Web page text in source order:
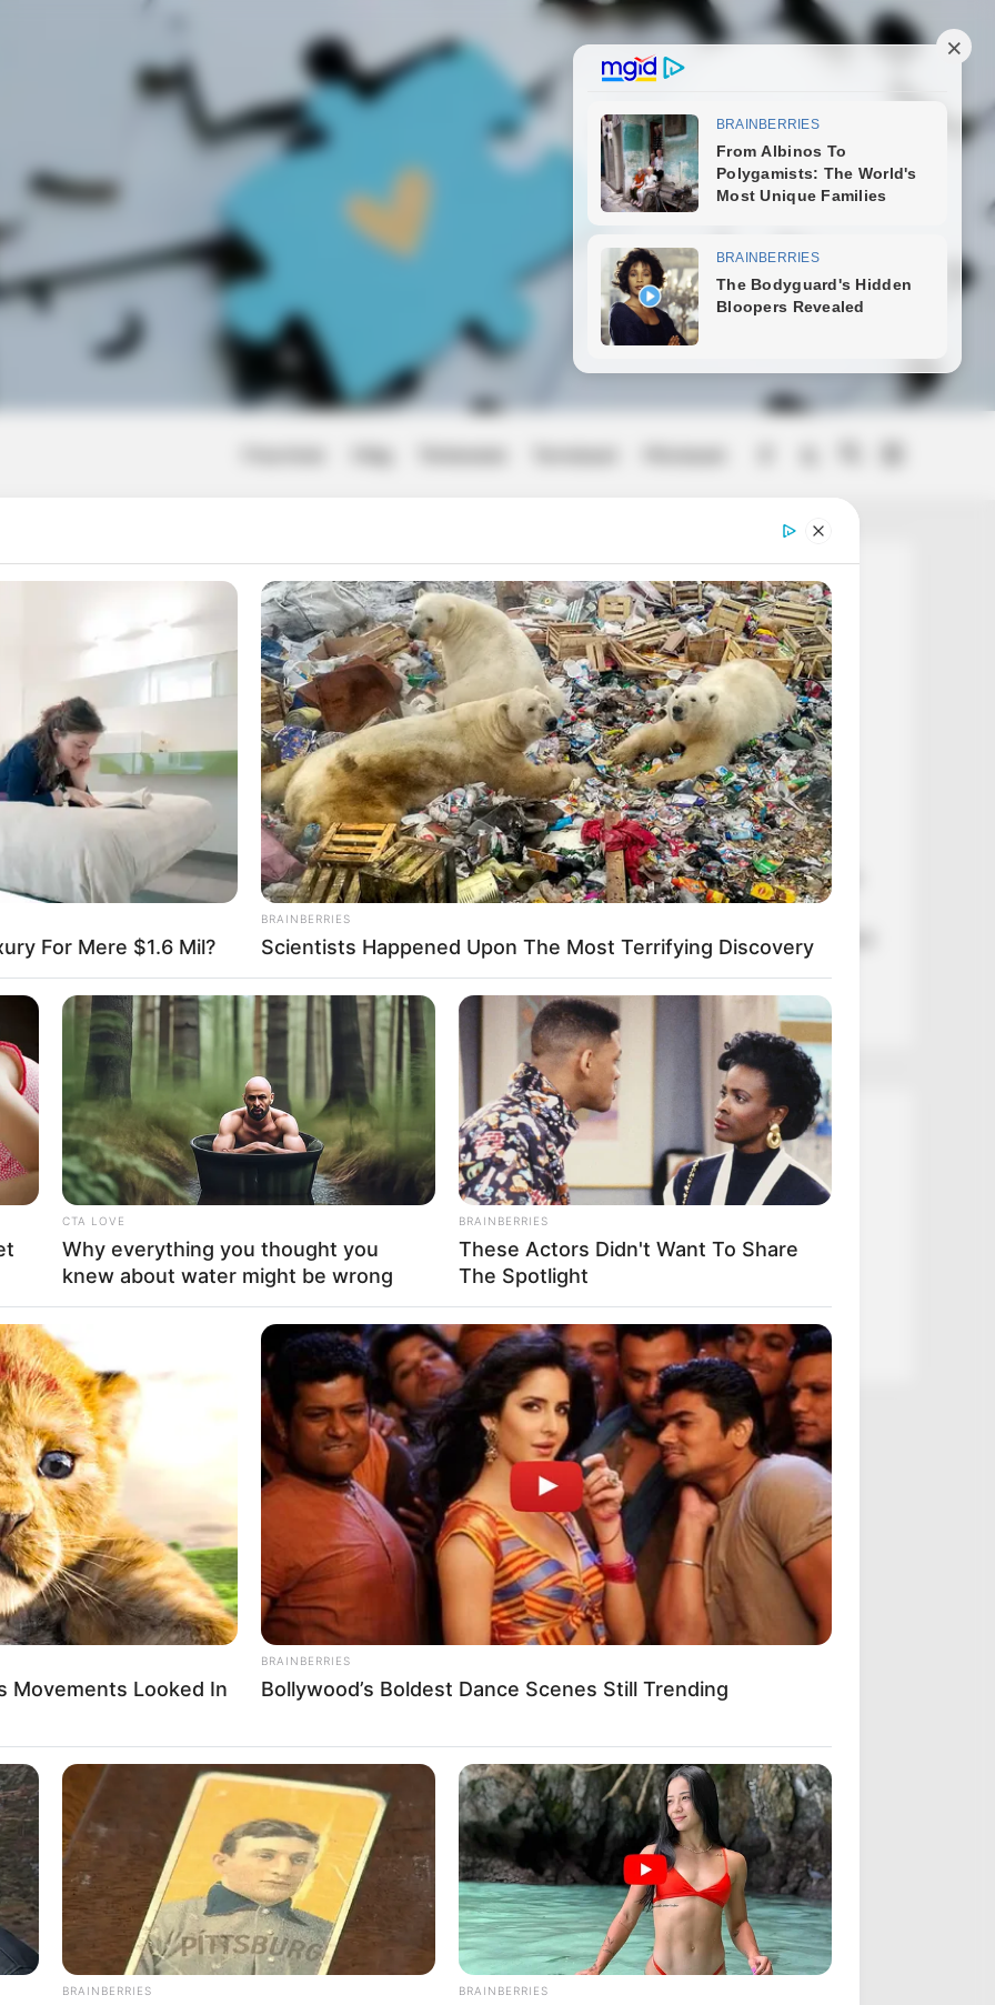
borult az ország –
reggelre – nagy név
Legutóbbi cikkek
Botrány Toroczkai körül: súlyos
bejelentést tett
🕊️ „A tegnapi napon
megmagyarázhatatlan, felfoghatatlan
tragédia történt csapatunk életében”
⚡ Kapitány István gazdasági miniszter
drámai üzenetet küldött: hétfőtől
változtatásokra kéri a lakosságot
🌊 Kikosarazták Orbán Anitát: Szlovákia
nemet mondott a több dunai vízre!
💥 Egyetlen tollvonással százmilliárdokról
döntöttek – hatalmas pénzek sorsáról
született döntés
Kategóriák
Friss hírek
Természet
Történetek
Világ
For Mere $1.6 Mil?
BRAINBERRIES
Scientists Happened Upon The Most Terrifying Discovery
CTA LOVE
Why everything you thought you
knew about water might be wrong
BRAINBERRIES
These Actors Didn't Want To Share
The Spotlight
Movements Looked In
BRAINBERRIES
Bollywood’s Boldest Dance Scenes Still Trending
BRAINBERRIES BRAINBERRIES
Bible Condemns!